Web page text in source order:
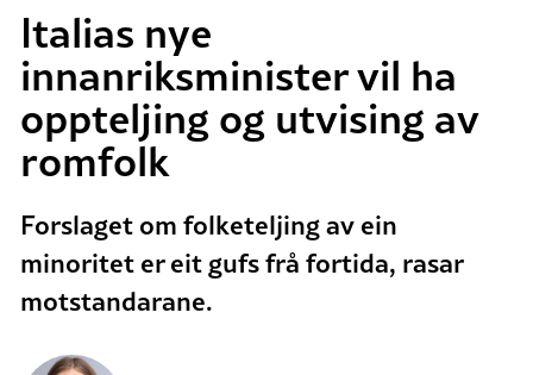
Italias nye
innanriksminister vil ha
oppteljing og utvising av
romfolk
Forslaget om folketeljing av ein
minoritet er eit gufs frå fortida, rasar
motstandarane.